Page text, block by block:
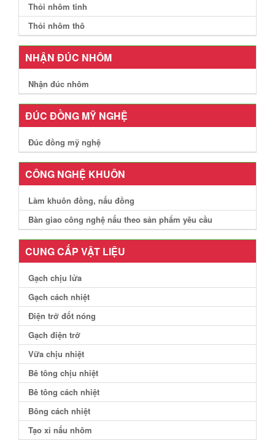
Thỏi nhôm tinh
Thỏi nhôm thô
NHẬN ĐÚC NHÔM
Nhận đúc nhôm
ĐÚC ĐỒNG MỸ NGHỆ
Đúc đồng mỹ nghệ
CÔNG NGHỆ KHUÔN
Làm khuôn đồng, nấu đồng
Bàn giao công nghệ nấu theo sản phẩm yêu cầu
CUNG CẤP VẬT LIỆU
Gạch chịu lửa
Gạch cách nhiệt
Điện trở đốt nóng
Gạch điện trở
Vữa chịu nhiệt
Bê tông chịu nhiệt
Bê tông cách nhiệt
Bông cách nhiệt
Tạo xỉ nấu nhôm